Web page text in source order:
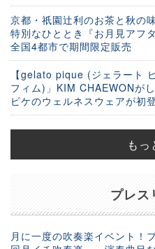
京都・祇園辻利のお茶と秋の
特別なひととき『お月見アフ
全国4都市で期間限定販売
【gelato pique (ジェラート
フィム)」KIM CHAEWONが
ピケのウェルネスウェアが初
もっ
プレス
月に一度の吹奏楽イベント！